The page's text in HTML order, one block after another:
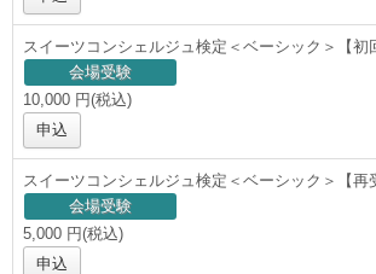
スイーツコンシェルジュ検定＜ベーシック＞【初
会場受験
10,000 円(税込)
申込
スイーツコンシェルジュ検定＜ベーシック＞【
会場受験
5,000 円(税込)
申込